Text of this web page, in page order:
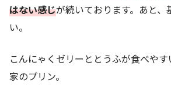
はない感じが続いております。あと、
い。
こんにゃくゼリーととうふが食べや
家のプリン。